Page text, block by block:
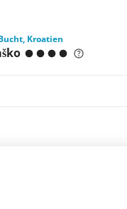
Kroatien